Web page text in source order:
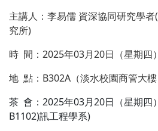
主講人：李易儒 資深協同研究學
究所)
時 間：2025年03月20日（星期四
地 點：B302A（淡水校園商管大樓
茶 會：2025年03月20日（星期四
B1102)訊工程學系)